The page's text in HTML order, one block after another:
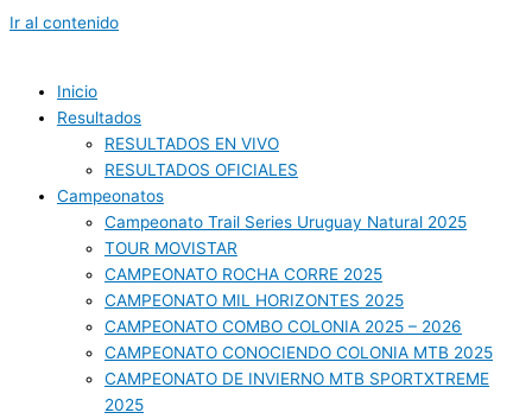
Ir al contenido
Inicio
Resultados
RESULTADOS EN VIVO
RESULTADOS OFICIALES
Campeonatos
Campeonato Trail Series Uruguay Natural 2025
TOUR MOVISTAR
CAMPEONATO ROCHA CORRE 2025
CAMPEONATO MIL HORIZONTES 2025
CAMPEONATO COMBO COLONIA 2025 – 2026
CAMPEONATO CONOCIENDO COLONIA MTB 2025
CAMPEONATO DE INVIERNO MTB SPORTXTREME
2025